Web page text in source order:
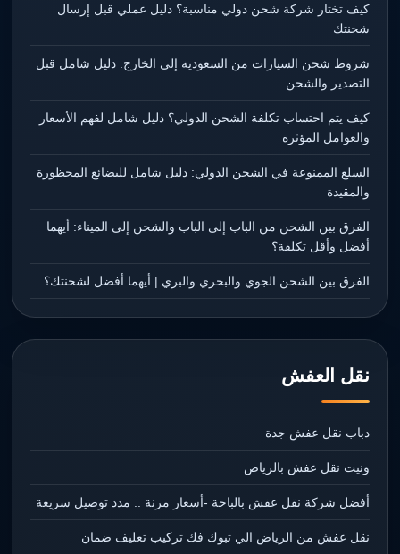
كيف تختار شركة شحن دولي مناسبة؟ دليل عملي قبل إرسال
شحنتك
شروط شحن السيارات من السعودية إلى الخارج: دليل شامل قبل
التصدير والشحن
كيف يتم احتساب تكلفة الشحن الدولي؟ دليل شامل لفهم الأسعار
والعوامل المؤثرة
السلع الممنوعة في الشحن الدولي: دليل شامل للبضائع المحظورة
والمقيدة
الفرق بين الشحن من الباب إلى الباب والشحن إلى الميناء: أيهما
أفضل وأقل تكلفة؟
الفرق بين الشحن الجوي والبحري والبري | أيهما أفضل لشحنتك؟
نقل العفش
دباب نقل عفش جدة
ونيت نقل عفش بالرياض
أفضل شركة نقل عفش بالباحة -أسعار مرنة .. مدد توصيل سريعة
نقل عفش من الرياض الي تبوك فك تركيب تعليف ضمان